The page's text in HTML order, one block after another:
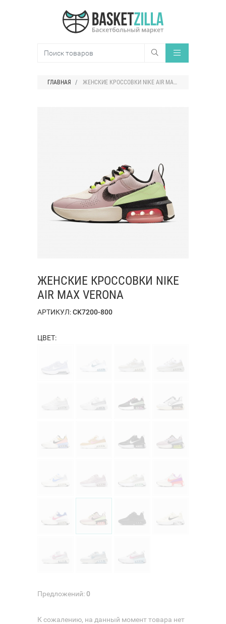
ГЛАВНАЯ ЖЕНСКИЕ КРОССОВКИ NIKE AIR MAX VERONA
ЖЕНСКИЕ КРОССОВКИ NIKE
AIR MAX VERONA
АРТИКУЛ:CK7200-800
ЦВЕТ:
Предложений:0
К сожалению, на данный момент товара нет